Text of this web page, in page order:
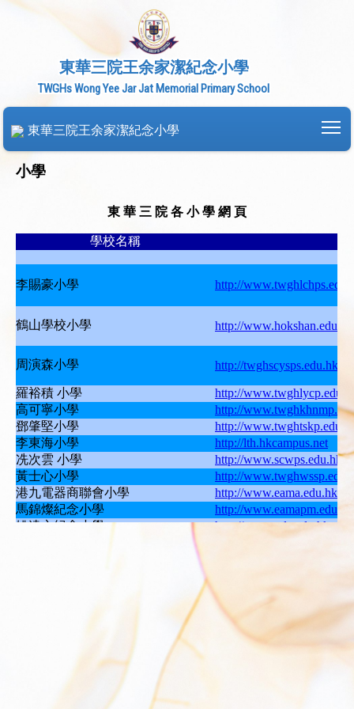
東華三院王余家潔紀念小學
TWGHs Wong Yee Jar Jat Memorial Primary School
東華三院王余家潔紀念小學
小學